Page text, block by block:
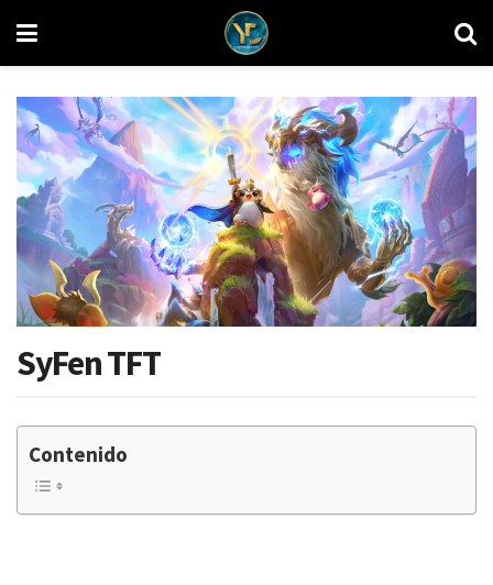
SyFen TFT
Contenido